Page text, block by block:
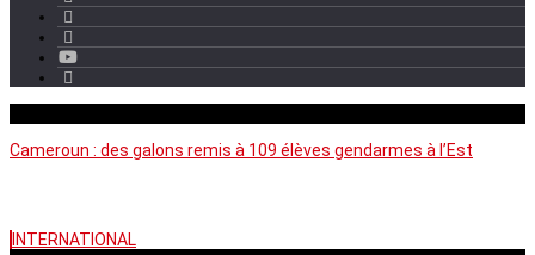
Cameroun : des galons remis à 109 élèves gendarmes à l’Est
INTERNATIONAL